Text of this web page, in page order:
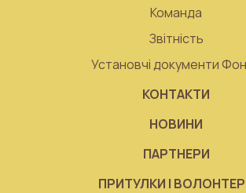
Команда
Звітність
Установчі документи
КОНТАКТИ
НОВИНИ
ПАРТНЕРИ
ПРИТУЛКИ І